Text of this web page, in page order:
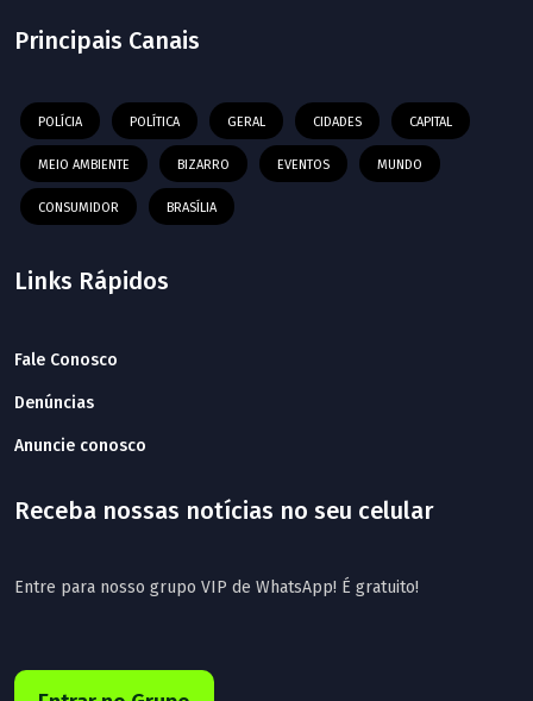
Principais Canais
POLÍCIA POLÍTICA GERAL CIDADES CAPITAL
MEIO AMBIENTE BIZARRO EVENTOS MUNDO
CONSUMIDOR BRASÍLIA
Links Rápidos
Fale Conosco
Denúncias
Anuncie conosco
Receba nossas notícias no seu celular
Entre para nosso grupo VIP de WhatsApp! É gratuito!